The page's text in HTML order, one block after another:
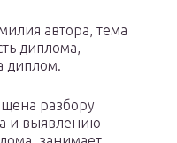
автора, тема
диплома,
диплом.
разбору
и выявлению